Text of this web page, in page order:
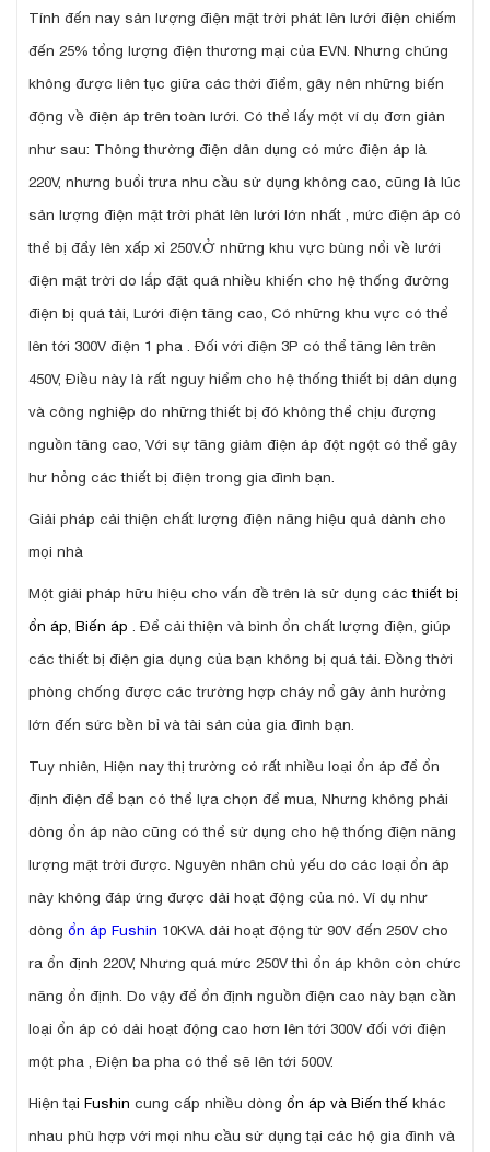
Tính đến nay sản lượng điện mặt trời phát lên lưới điện chiếm
đến 25% tổng lượng điện thương mại của EVN. Nhưng chúng
không được liên tục giữa các thời điểm, gây nên những biến
động về điện áp trên toàn lưới. Có thể lấy một ví dụ đơn giản
như sau: Thông thường điện dân dụng có mức điện áp là
220V, nhưng buổi trưa nhu cầu sử dụng không cao, cũng là lúc
sản lượng điện mặt trời phát lên lưới lớn nhất , mức điện áp có
thể bị đẩy lên xấp xỉ 250V.Ở những khu vực bùng nổi về lưới
điện mặt trời do lắp đặt quá nhiều khiến cho hệ thống đường
điện bị quá tải, Lưới điện tăng cao, Có những khu vực có thể
lên tới 300V điện 1 pha . Đối với điện 3P có thể tăng lên trên
450V, Điều này là rất nguy hiểm cho hệ thống thiết bị dân dụng
và công nghiệp do những thiết bị đó không thể chịu đượng
nguồn tăng cao, Với sự tăng giảm điện áp đột ngột có thể gây
hư hỏng các thiết bị điện trong gia đình bạn.
Giải pháp cải thiện chất lượng điện năng hiệu quả dành cho
mọi nhà
Một giải pháp hữu hiệu cho vấn đề trên là sử dụng cácthiết bị
ổn áp, Biến áp
. Để cải thiện và bình ổn chất lượng điện, giúp
các thiết bị điện gia dụng của bạn không bị quá tải. Đồng thời
phòng chống được các trường hợp cháy nổ gây ảnh hưởng
lớn đến sức bền bỉ và tài sản của gia đình bạn.
Tuy nhiên, Hiện nay thị trường có rất nhiều loại ổn áp để ổn
định điện để bạn có thể lựa chọn để mua, Nhưng không phải
dòng ổn áp nào cũng có thể sử dụng cho hệ thống điện năng
lượng mặt trời được. Nguyên nhân chủ yếu do các loại ổn áp
này không đáp ứng được dải hoạt động của nó. Ví dụ như
dòng ổn áp Fushin 10KVA dải hoạt động từ 90V đến 250V cho
ra ổn định 220V, Nhưng quá mức 250V thì ổn áp khôn còn chức
năng ổn định. Do vậy để ổn định nguồn điện cao này bạn cần
loại ổn áp có dải hoạt động cao hơn lên tới 300V đối với điện
một pha , Điện ba pha có thể sẽ lên tới 500V.
Hiện tại Fushin cung cấp nhiều dòng ổn áp và Biến thế khác
nhau phù hợp với mọi nhu cầu sử dụng tại các hộ gia đình và